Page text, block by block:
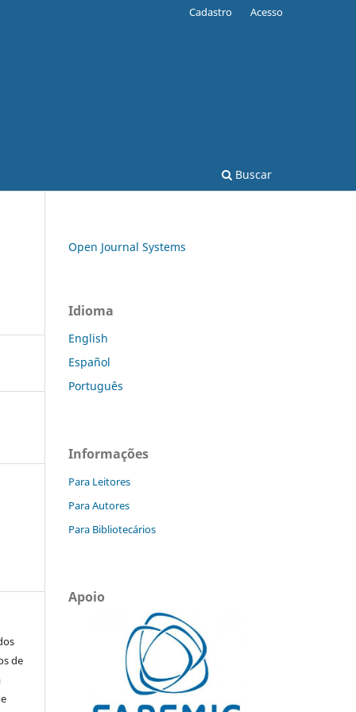
Buscar
Cadastro Acesso
de
Open Journal Systems
Idioma
English
Español
Português
Informações
Para Leitores
Para Autores
Para Bibliotecários
Apoio